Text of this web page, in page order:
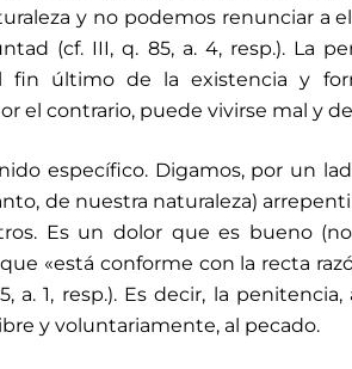
y no podemos renunciar a
(cf. III, q. 85, a. 4, resp.). La
fin último de la existencia y
el contrario, puede vivirse mal y
específico. Digamos, por un
de nuestra naturaleza)
Es un dolor que es bueno
«está conforme con la recta
a. 1, resp.). Es decir, la
y voluntariamente, al pecado.